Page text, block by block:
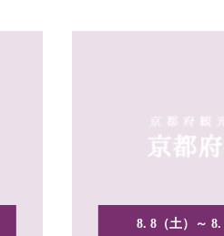
8. 8（土）～ 8.